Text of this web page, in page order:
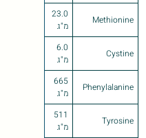
Methionine
23.0
מ"ג
Cystine
6.0
מ"ג
Phenylalanine
665
מ"ג
Tyrosine
511
מ"ג